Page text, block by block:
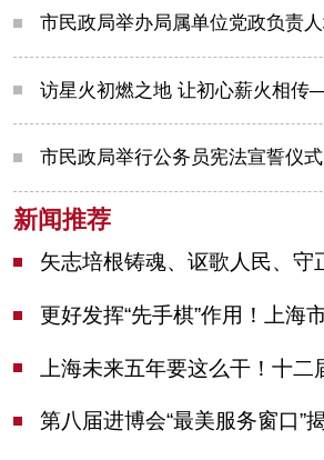
市民政局举行公务员宪法宣誓仪式
新闻推荐